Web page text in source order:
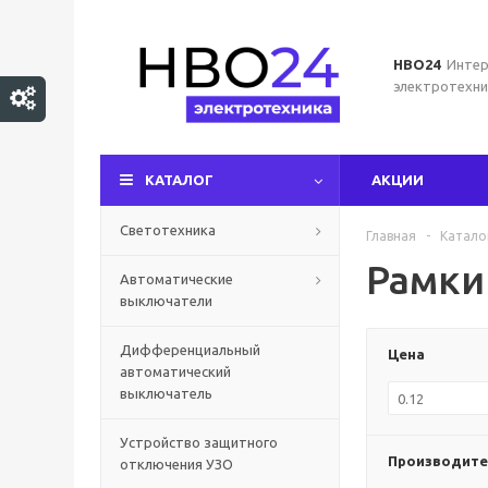
НВО24
КАТАЛОГ АКЦИИ
Светотехника
Автоматические
выключатели
Дифференциальный
автоматический
выключатель
Устройство защитного
отключения УЗО
Главная -
Цена